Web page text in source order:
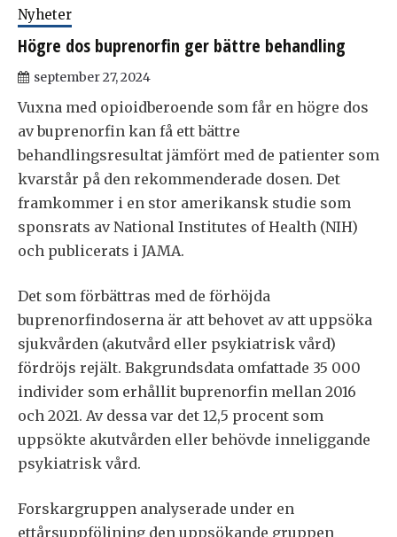
Nyheter
Högre dos buprenorfin ger bättre behandling
september 27, 2024
Vuxna med opioidberoende som får en högre dos
av buprenorfin kan få ett bättre
behandlingsresultat jämfört med de patienter som
kvarstår på den rekommenderade dosen. Det
framkommer i en stor amerikansk studie som
sponsrats av National Institutes of Health (NIH)
och publicerats i JAMA.
Det som förbättras med de förhöjda
buprenorfindoserna är att behovet av att uppsöka
sjukvården (akutvård eller psykiatrisk vård)
fördröjs rejält. Bakgrundsdata omfattade 35 000
individer som erhållit buprenorfin mellan 2016
och 2021. Av dessa var det 12,5 procent som
uppsökte akutvården eller behövde inneliggande
psykiatrisk vård.
Forskargruppen analyserade under en
ettårsuppföljning den uppsökande gruppen